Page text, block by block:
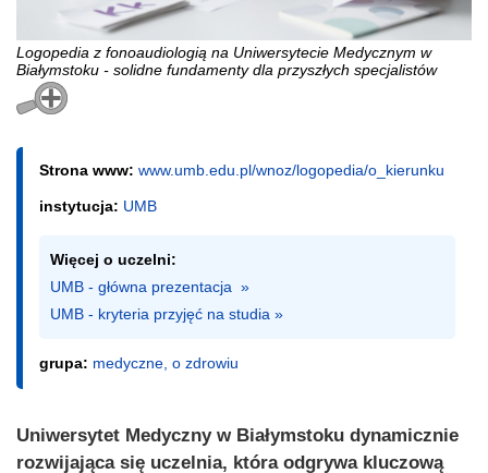
Logopedia z fonoaudiologią na Uniwersytecie Medycznym w
Białymstoku - solidne fundamenty dla przyszłych specjalistów
Strona www: www.umb.edu.pl/wnoz/logopedia/o_kierunku
instytucja: UMB
Więcej o uczelni:
UMB - główna prezentacja  »
UMB - kryteria przyjęć na studia »
grupa: medyczne, o zdrowiu
Uniwersytet Medyczny w Białymstoku dynamicznie
rozwijająca się uczelnia, która odgrywa kluczową